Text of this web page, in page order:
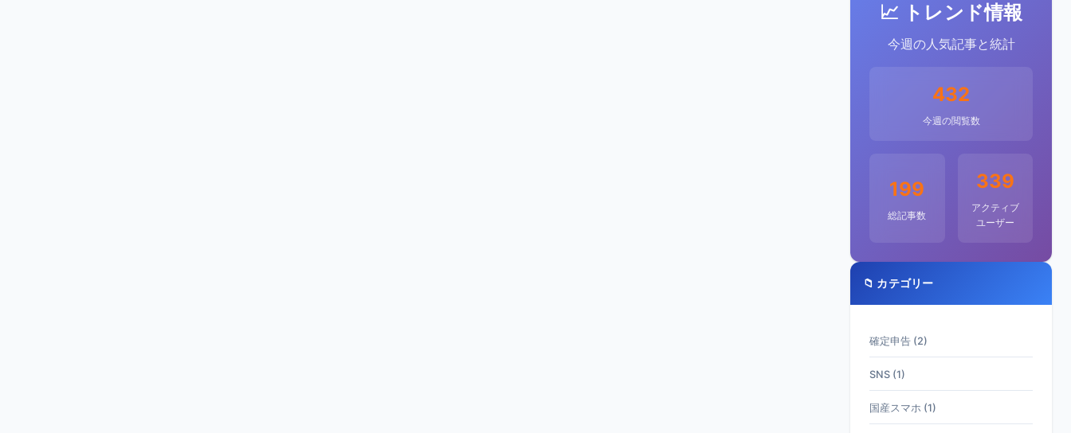
📈 トレンド情報
今週の人気記事と統計
432
今週の閲覧数
199
総記事数
339
アクティブ
ユーザー
📁 カテゴリー
確定申告 (2)
SNS (1)
国産スマホ (1)